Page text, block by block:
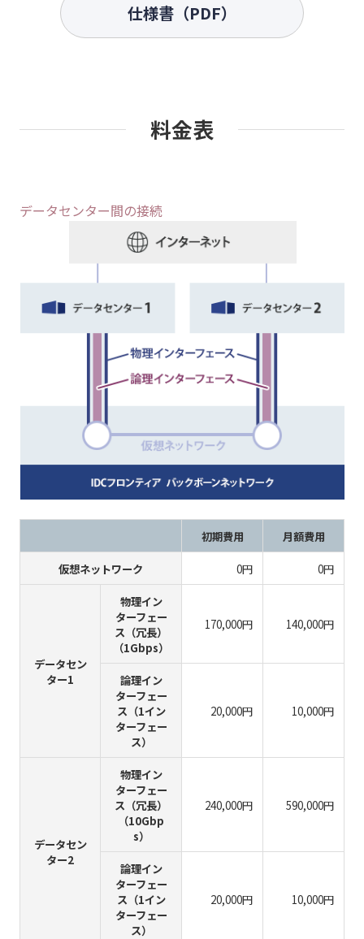
仕様書（PDF）
料金表
データセンター間の接続
初期費用 月額費用
仮想ネットワーク 0円 0円
データセン
ター1
物理イン
ターフェー
ス（冗長）
（1Gbps）
170,000円 140,000円
論理イン
ターフェー
ス（1イン
ターフェー
ス）
20,000円 10,000円
データセン
ター2
物理イン
ターフェー
ス（冗長）
（10Gbp
s）
240,000円 590,000円
論理イン
ターフェー
ス（1イン
ターフェー
ス）
20,000円 10,000円